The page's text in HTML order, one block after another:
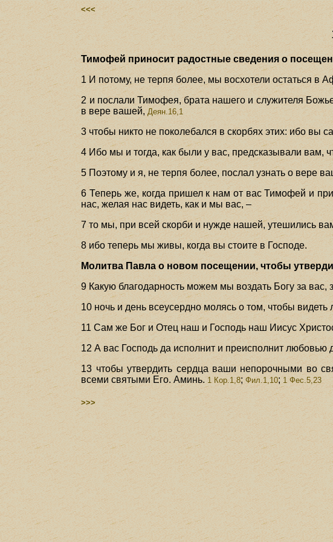
<<<
Тимофей приносит радостные сведения о
1 И потому, не терпя более, мы восхотели остаться в
2 и послали Тимофея, брата нашего и служителя
в вере вашей, Деян.16,1
3 чтобы никто не поколебался в скорбях этих: ибо вы
4 Ибо мы и тогда, как были у вас, предсказывали вам,
5 Поэтому и я, не терпя более, послал узнать о вере
6 Теперь же, когда пришел к нам от вас Тимофей и
нас, желая нас видеть, как и мы вас, –
7 то мы, при всей скорби и нужде нашей, утешились
8 ибо теперь мы живы, когда вы стоите в Господе.
Молитва Павла о новом посещении, чтобы
9 Какую благодарность можем мы воздать Богу за
10 ночь и день всеусердно молясь о том, чтобы
11 Сам же Бог и Отец наш и Господь наш Иисус
12 А вас Господь да исполнит и преисполнит любовью
13 чтобы утвердить сердца ваши непорочными во
всеми святыми Его. Аминь.1 Кор.1,8;Фил.1,10; 1 Фес.5,23
>>>